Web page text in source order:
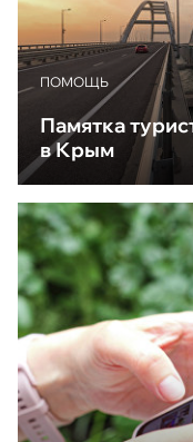
ПОМОЩЬ
Памятка
в Крым